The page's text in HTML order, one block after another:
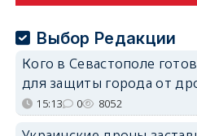
Выбор Редакции
Кого в Севастополе
для защиты города от
15:13 0 8052